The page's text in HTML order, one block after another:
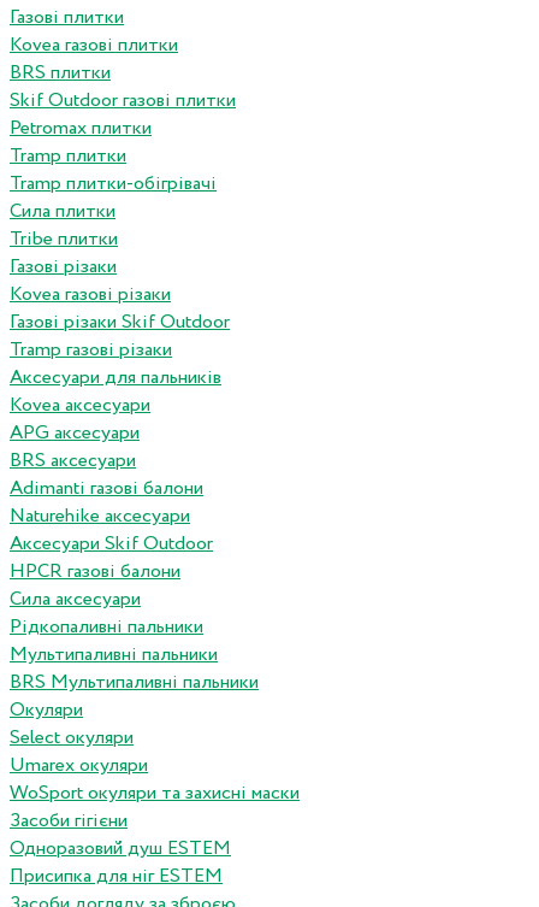
Газові плитки
Kovea газові плитки
BRS плитки
Skif Outdoor газові плитки
Petromax плитки
Tramp плитки
Tramp плитки-обігрівачі
Сила плитки
Tribe плитки
Газові різаки
Kovea газові різаки
Газові різаки Skif Outdoor
Tramp газові різаки
Аксесуари для пальників
Kovea аксесуари
APG аксесуари
BRS аксесуари
Adimanti газові балони
Naturehike аксесуари
Аксесуари Skif Outdoor
HPCR газові балони
Сила аксесуари
Рідкопаливні пальники
Мультипаливні пальники
BRS Мультипаливні пальники
Окуляри
Select окуляри
Umarex окуляри
WoSport окуляри та захисні маски
Засоби гігієни
Одноразовий душ ESTEM
Присипка для ніг ESTEM